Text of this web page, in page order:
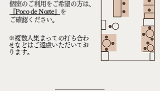
個室のご利用をご希望の方は、
『Poco de Norte』
を
ご確認ください。
※複数人集まっての打ち合わ
せなどはご遠慮いただいてお
ります。